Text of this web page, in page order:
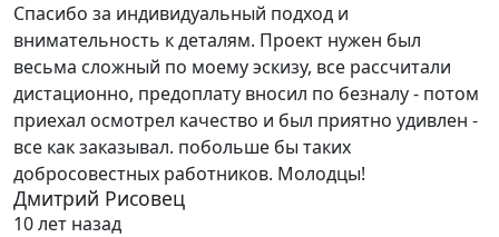
Спасибо за индивидуальный подход и
внимательность к деталям. Проект нужен был
весьма сложный по моему эскизу, все рассчитали
дистационно, предоплату вносил по безналу - потом
приехал осмотрел качество и был приятно удивлен -
все как заказывал. побольше бы таких
добросовестных работников. Молодцы!
Дмитрий Рисовец
10 лет назад